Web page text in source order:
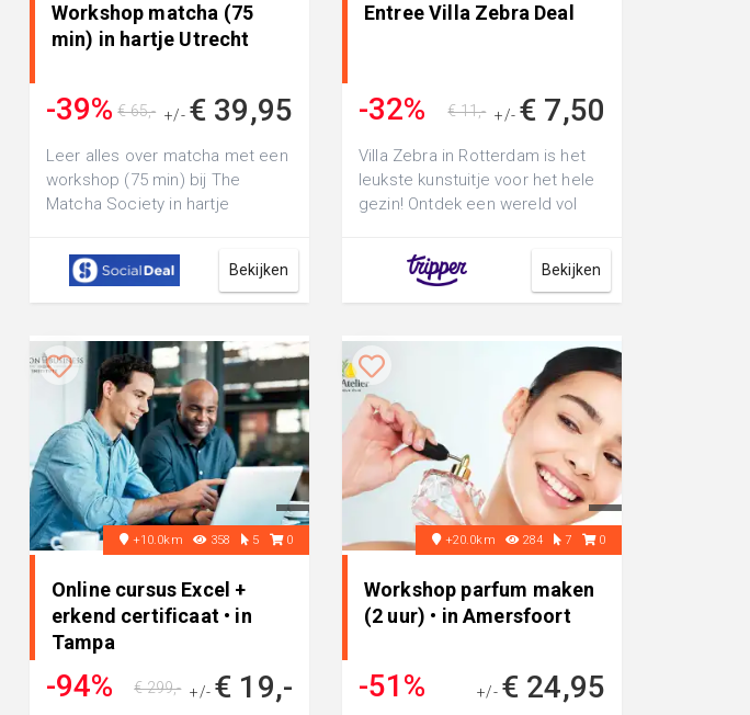
Workshop matcha (75
min) in hartje Utrecht
-39% +/- € 39,95
€ 65,-
Leer alles over matcha met een
workshop (75 min) bij The
Matcha Society in hartje
geschiedenis van match...
Bekijken
Entree Villa Zebra Deal
-32% +/- € 7,50
€ 11,-
Villa Zebra in Rotterdam is het
leukste kunstuitje voor het hele
gezin! Ontdek een wereld vol
Bekijken
+10.0km 358 5 0
Online cursus Excel +
erkend certificaat • in
Tampa
-94% +/- € 19,-
€ 299,-
+20.0km 284 7 0
Workshop parfum maken
(2 uur) • in Amersfoort
-51% +/- € 24,95